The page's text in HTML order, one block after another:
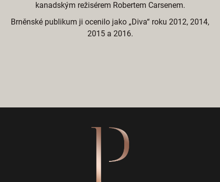
kanadským režisérem Robertem Carsenem.
Brněnské publikum ji ocenilo jako „Diva“ roku 2012, 2014,
2015 a 2016.